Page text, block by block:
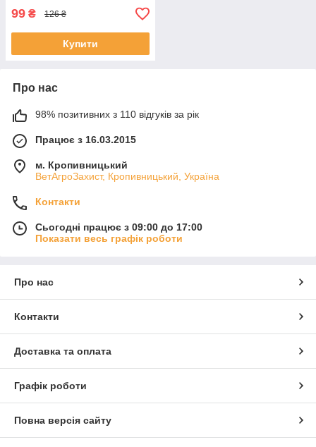
99 ₴ 126 ₴
Купити
Про нас
98% позитивних з 110 відгуків за рік
Працює з 16.03.2015
м. Кропивницький
ВетАгроЗахист, Кропивницький, Україна
Контакти
Сьогодні працює з 09:00 до 17:00
Показати весь графік роботи
Про нас
Контакти
Доставка та оплата
Графік роботи
Повна версія сайту